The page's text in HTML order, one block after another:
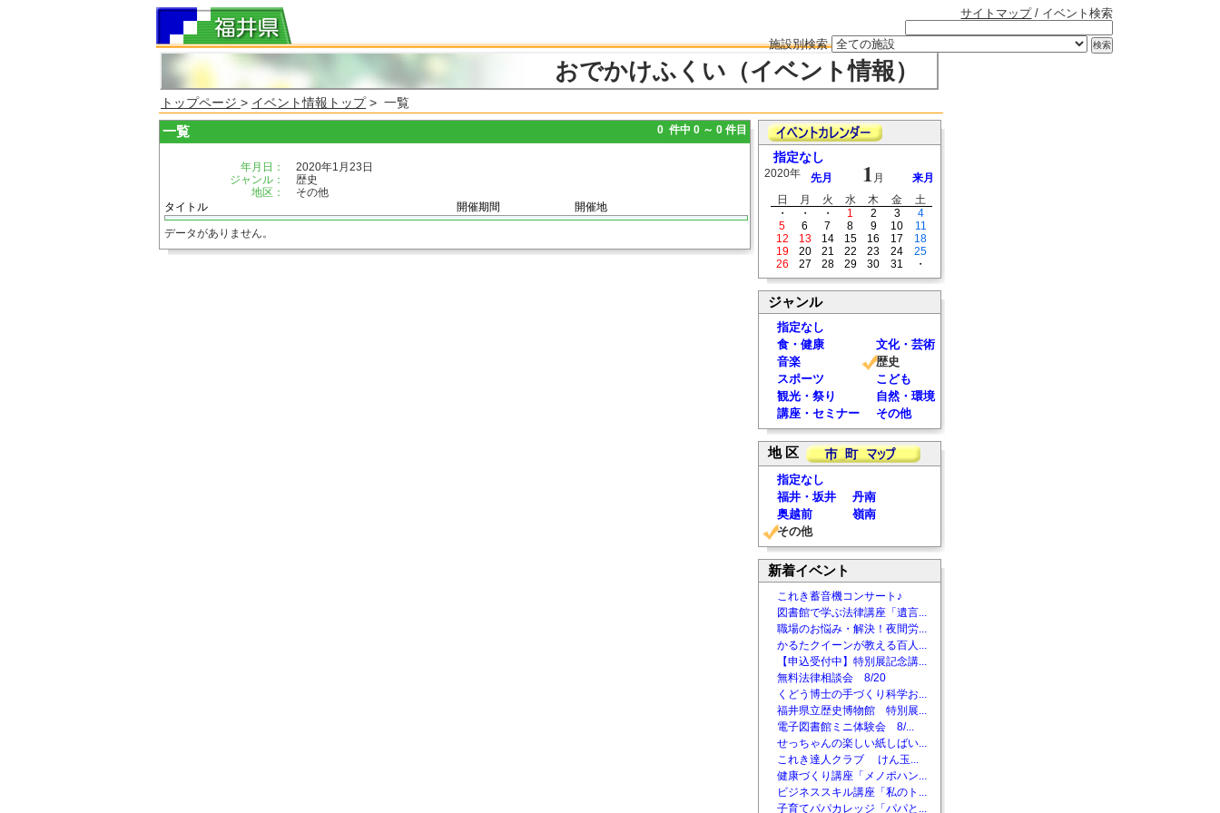
サイトマップ/ イベント検索
施設別検索
おでかけふくい（イベント情報）
トップページ > イベント情報トップ> 一覧
一覧 0 件中 0 ～ 0 件目
年月日：
2020年1月23日
ジャンル：
歴史
地区：
その他
タイトル
開催期間 開催地
データがありません。
指定なし
2020年 先月 1 月
来月
日
月 火 水 木 金
土
・
・ ・ 1 2 3
4
5
6 7 8 9 10
11
12
13 14 15 16 17
18
19
20 21 22 23 24
25
26
27 28 29 30 31 ・
ジャンル
指定なし
食・健康
文化・芸術
音楽
歴史
スポーツ
こども
観光・祭り
自然・環境
講座・セミナー
その他
地 区
指定なし
福井・坂井
丹南
奥越前
嶺南
その他
新着イベント
これき蓄音機コンサート♪
図書館で学ぶ法律講座「遺言...
職場のお悩み・解決！夜間労...
かるたクイーンが教える百人...
【申込受付中】特別展記念講...
無料法律相談会 8/20
くどう博士の手づくり科学お...
福井県立歴史博物館 特別展...
電子図書館ミニ体験会 8/...
せっちゃんの楽しい紙しばい...
これき達人クラブ けん玉...
健康づくり講座「メノポハン...
ビジネススキル講座「私のト...
子育てパパカレッジ「パパと...